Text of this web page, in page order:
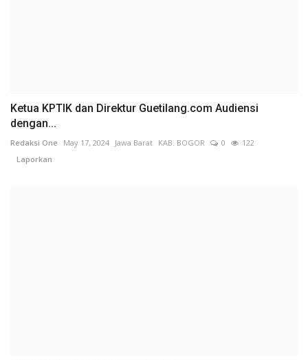
Ketua KPTIK dan Direktur Guetilang.com Audiensi
dengan...
Redaksi One May 17, 2024 Jawa Barat KAB. BOGOR 0
122
Laporkan